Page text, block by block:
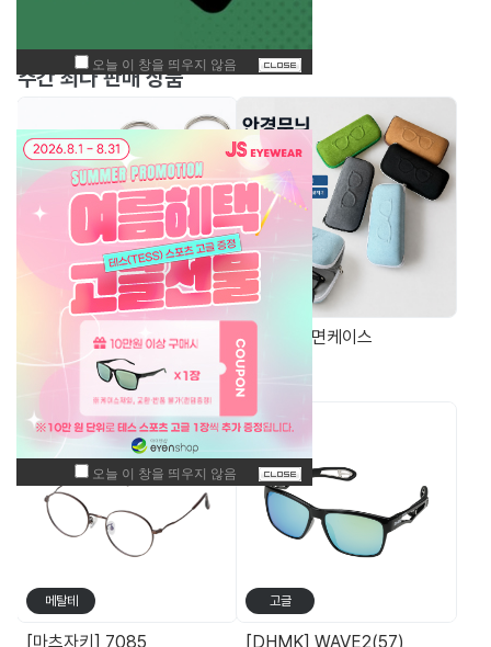
주간 최다 판매 상품
공구/액세서
증정용 3단 드라이버
가방/케이스
안경무늬 면케이스
주간 최고 매출 상품
메탈테
[마츠자키] 7085
고글
[DHMK] WAVE2(57)